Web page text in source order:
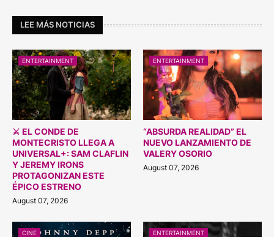
LEE MÁS NOTICIAS
ENTERTAINMENT
⚔️ EL CONDE DE
MONTECRISTO LLEGA A
UNIVERSAL+: SAM CLAFLIN
Y JEREMY IRONS
PROTAGONIZAN ESTE
ÉPICO ESTRENO
August 07, 2026
ENTERTAINMENT
“ABSURDA REALIDAD” EL
NUEVO LANZAMIENTO DE
VALERY OSORIO
August 07, 2026
CINE ENTERTAINMENT